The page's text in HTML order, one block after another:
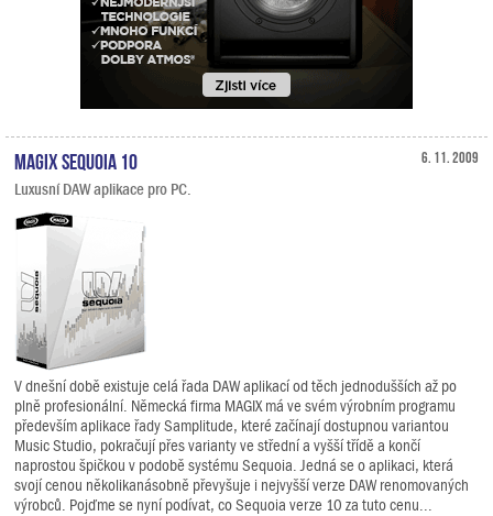
6. 11. 2009
MAGIX Sequoia 10
Luxusní DAW aplikace pro PC.
V dnešní době existuje celá řada DAW aplikací od těch jednodušších až po
plně profesionální. Německá firma MAGIX má ve svém výrobním programu
především aplikace řady Samplitude, které začínají dostupnou variantou
Music Studio, pokračují přes varianty ve střední a vyšší třídě a končí
naprostou špičkou v podobě systému Sequoia. Jedná se o aplikaci, která
svojí cenou několikanásobně převyšuje i nejvyšší verze DAW renomovaných
výrobců. Pojďme se nyní podívat, co Sequoia verze 10 za tuto cenu...